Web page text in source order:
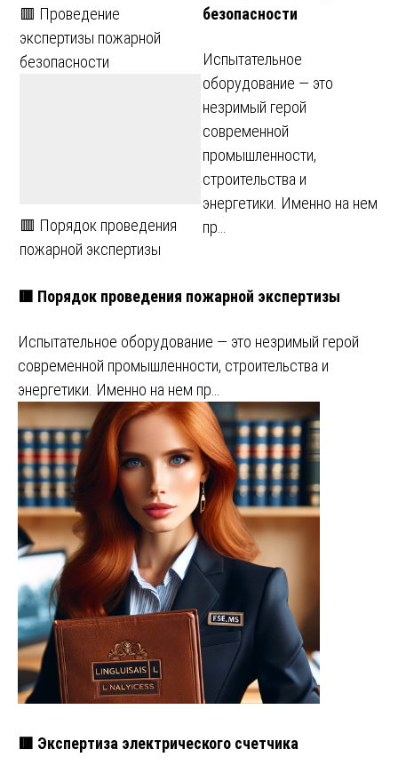
🟥 Проведение
экспертизы пожарной
безопасности
🟥 Порядок проведения
пожарной экспертизы
безопасности
Испытательное
оборудование — это
незримый герой
современной
промышленности,
строительства и
энергетики. Именно на нем
пр…
🟥 Порядок проведения пожарной экспертизы
Испытательное оборудование — это незримый герой
современной промышленности, строительства и
энергетики. Именно на нем пр…
🟥 Экспертиза электрического счетчика